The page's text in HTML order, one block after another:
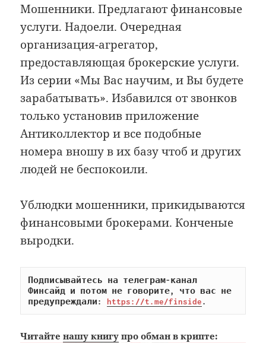
Мошенники. Предлагают финансовые
услуги. Надоели. Очередная
организация-агрегатор,
предоставляющая брокерские услуги.
Из серии «Мы Вас научим, и Вы будете
зарабатывать». Избавился от звонков
только установив приложение
Антиколлектор и все подобные
номера вношу в их базу чтоб и других
людей не беспокоили.
Ублюдки мошенники, прикидываются
финансовыми брокерами. Конченые
выродки.
Подписывайтесь на телеграм-канал
Финсайд и потом не говорите, что вас не
предупреждали: https://t.me/finside.
Читайтенашу книгу про обман в крипте: